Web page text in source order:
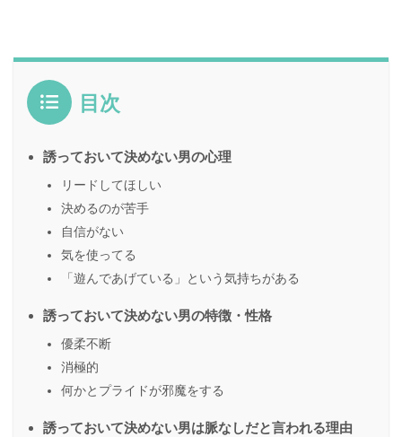
目次
誘っておいて決めない男の心理
リードしてほしい
決めるのが苦手
自信がない
気を使ってる
「遊んであげている」という気持ちがある
誘っておいて決めない男の特徴・性格
優柔不断
消極的
何かとプライドが邪魔をする
誘っておいて決めない男は脈なしだと言われる理由